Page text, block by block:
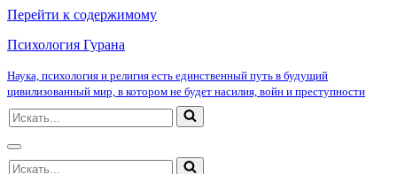
Перейти к содержимому
Психология Гурана
Наука, психология и религия есть единственный путь в будущий
цивилизованный мир, в котором не будет насилия, войн и преступности
Искать...
Меню
навигации
Искать...